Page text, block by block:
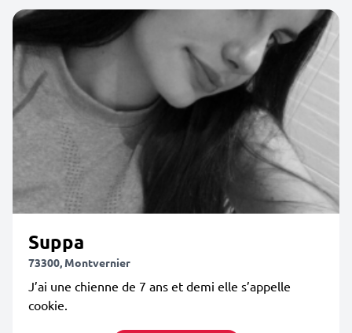
Suppa
73300, Montvernier
J’ai une chienne de 7 ans et demi elle s’appelle
cookie.